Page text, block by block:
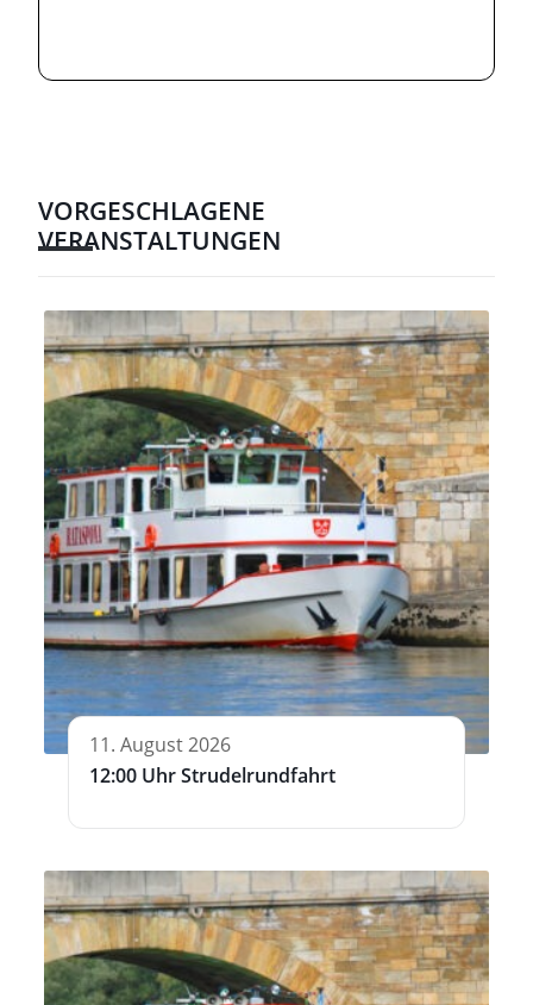
VORGESCHLAGENE
VERANSTALTUNGEN
11. August 2026
12:00 Uhr Strudelrundfahrt